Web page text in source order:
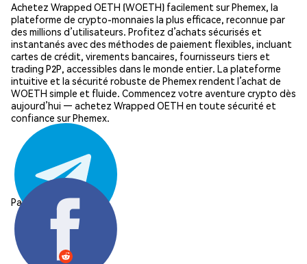
Achetez Wrapped OETH (WOETH) facilement sur Phemex, la
plateforme de crypto-monnaies la plus efficace, reconnue par
des millions d’utilisateurs. Profitez d’achats sécurisés et
instantanés avec des méthodes de paiement flexibles, incluant
cartes de crédit, virements bancaires, fournisseurs tiers et
trading P2P, accessibles dans le monde entier. La plateforme
intuitive et la sécurité robuste de Phemex rendent l’achat de
WOETH simple et fluide. Commencez votre aventure crypto dès
aujourd’hui — achetez Wrapped OETH en toute sécurité et
confiance sur Phemex.
Partager: